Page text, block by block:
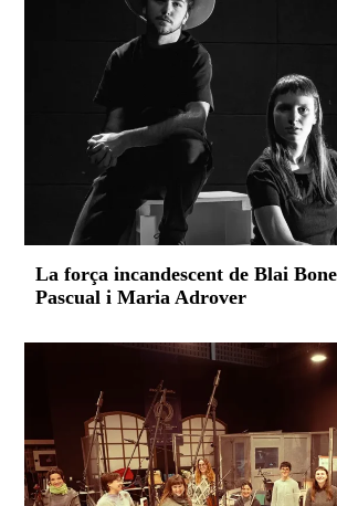
La força incandescent de Blai
Pascual i Maria Adrover